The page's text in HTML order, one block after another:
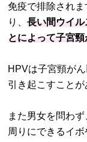
免疫で排除され
り、長い間ウイ
とによって子宮
HPVは子宮頸が
引き起こすことが
また男女を問わ
周りにできるイボ